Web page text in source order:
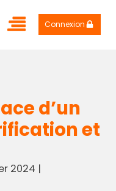
Connexion
d’un
et
2024 |